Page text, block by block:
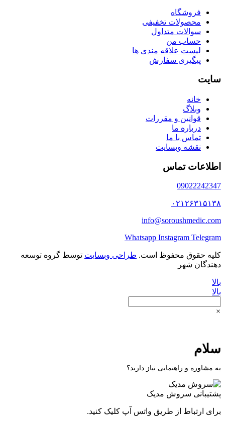
فروشگاه
محصولات تخفیفی
سوالات متداول
حساب من
لیست علاقه مندی ها
پیگیری سفارش
سایت
خانه
وبلاگ
قوانین و مقررات
درباره ما
تماس با ما
نقشه وبسایت
اطلاعات تماس
09022242347
۰۲۱۲۶۳۱۵۱۳۸
info@soroushmedic.com
Whatsapp Instagram Telegram
کلیه حقوق محفوظ است. طراحی وبسایت توسط گروه توسعه
دهندگان شهر
بالا
بالا
×
سلام
به مشاوره و راهنمایی نیاز دارید؟
پشتیبانی سروش مدیک
برای ارتباط از طریق واتس آپ کلیک کنید.